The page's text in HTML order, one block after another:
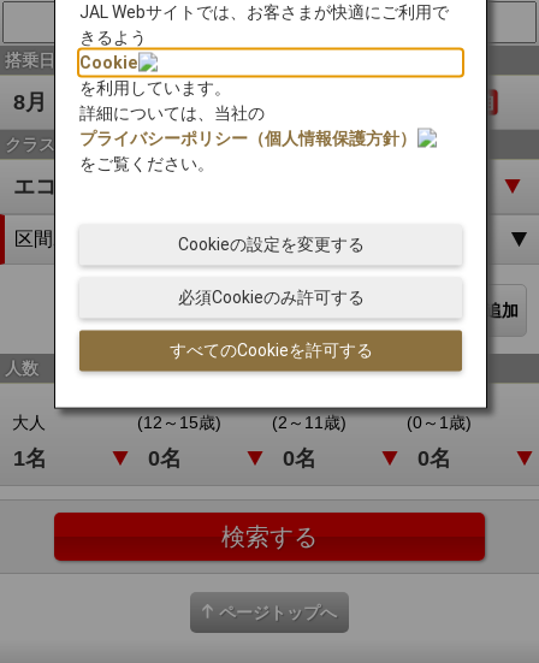
搭乗日
クラス
区間2
最終区間解除 区間追加
人数
大人
(12～15歳)
(2～11歳)
(0～1歳)
ページトップへ
JAL Webサイトでは、お客さまが快適にご利用で
きるよう
Cookie
を利用しています。
詳細については、当社の
プライバシーポリシー（個人情報保護方針）
をご覧ください。
すべてのCookieを許可する
必須Cookieのみ許可する
Cookieの設定を変更する